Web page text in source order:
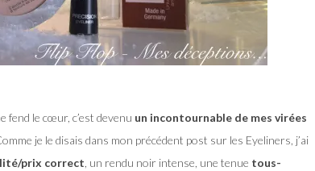
fend le cœur, c’est devenu un incontournable de mes virées
je le disais dans mon précédent post sur les Eyeliners, j’ai
prix correct , un rendu noir intense, une tenue tous-